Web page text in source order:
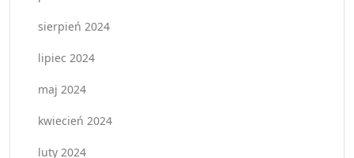
sierpień 2024
lipiec 2024
maj 2024
kwiecień 2024
luty 2024